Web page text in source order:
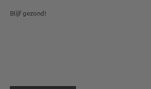
Blijf gezond!